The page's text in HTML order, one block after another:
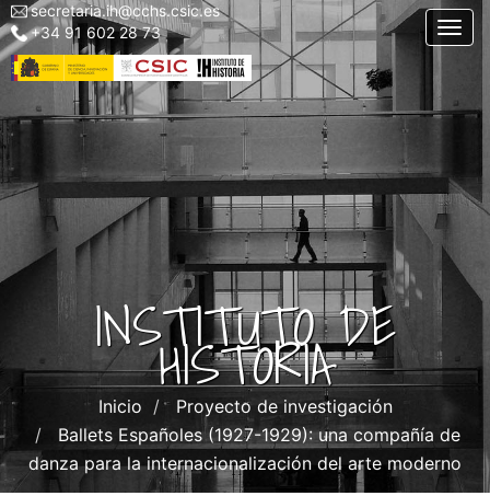
Pasar
al
contenido
Menu
top
left
secretaria.ih@cchs.csic.es
+34 91 602 28 73
INSTITUTO DE
HISTORIA
Inicio
Proyecto de investigación
Ballets Españoles (1927-1929): una compañía de
danza para la internacionalización del arte moderno